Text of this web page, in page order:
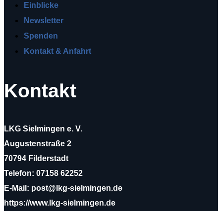
Einblicke
Newsletter
Spenden
Kontakt & Anfahrt
Kontakt
LKG Sielmingen e. V.
Augustenstraße 2
70794 Filderstadt
Telefon: 07158 62252
E-Mail: post@lkg-sielmingen.de
https://www.lkg-sielmingen.de